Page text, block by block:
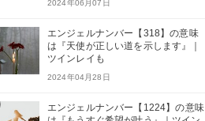
2024年06月07日
エンジェルナンバー【318】の意味
は『天使が正しい道を示します』｜
ツインレイも
2024年04月28日
エンジェルナンバー【1224】の意味